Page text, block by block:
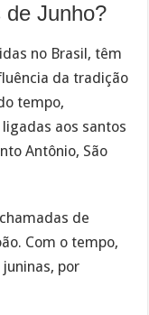
de Junho?
no Brasil, têm
da tradição
tempo,
aos santos
Antônio, São
de
Com o tempo,
por